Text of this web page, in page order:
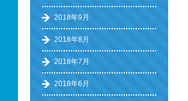
2018年9月
2018年8月
2018年7月
2018年6月